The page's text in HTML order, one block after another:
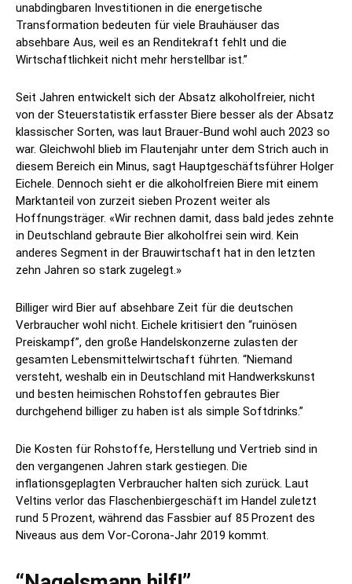
unabdingbaren Investitionen in die energetische
Transformation bedeuten für viele Brauhäuser das
absehbare Aus, weil es an Renditekraft fehlt und die
Wirtschaftlichkeit nicht mehr herstellbar ist.”
Seit Jahren entwickelt sich der Absatz alkoholfreier, nicht
von der Steuerstatistik erfasster Biere besser als der Absatz
klassischer Sorten, was laut Brauer-Bund wohl auch 2023 so
war. Gleichwohl blieb im Flautenjahr unter dem Strich auch in
diesem Bereich ein Minus, sagt Hauptgeschäftsführer Holger
Eichele. Dennoch sieht er die alkoholfreien Biere mit einem
Marktanteil von zurzeit sieben Prozent weiter als
Hoffnungsträger. «Wir rechnen damit, dass bald jedes zehnte
in Deutschland gebraute Bier alkoholfrei sein wird. Kein
anderes Segment in der Brauwirtschaft hat in den letzten
zehn Jahren so stark zugelegt.»
Billiger wird Bier auf absehbare Zeit für die deutschen
Verbraucher wohl nicht. Eichele kritisiert den “ruinösen
Preiskampf”, den große Handelskonzerne zulasten der
gesamten Lebensmittelwirtschaft führten. “Niemand
versteht, weshalb ein in Deutschland mit Handwerkskunst
und besten heimischen Rohstoffen gebrautes Bier
durchgehend billiger zu haben ist als simple Softdrinks.”
Die Kosten für Rohstoffe, Herstellung und Vertrieb sind in
den vergangenen Jahren stark gestiegen. Die
inflationsgeplagten Verbraucher halten sich zurück. Laut
Veltins verlor das Flaschenbiergeschäft im Handel zuletzt
rund 5 Prozent, während das Fassbier auf 85 Prozent des
Niveaus aus dem Vor-Corona-Jahr 2019 kommt.